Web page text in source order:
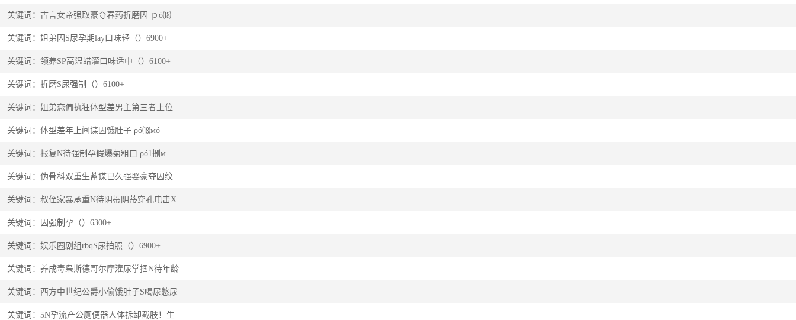
关键词：5N孕流产公厕便器人体拆卸截肢！生
关键词：西方中世纪公爵小偷饿肚子S喝尿憋尿
关键词：养成毒枭斯德哥尔摩灌尿掌掴N待年龄
关键词：娱乐圈剧组rbqS尿拍照（）6900+
关键词：囚强制孕（）6300+
关键词：叔侄家暴承重N待阴蒂阴蒂穿孔电击X
关键词：伪骨科双重生蓄谋已久强娶豪夺囚纹
关键词：报复N待强制孕假爆菊粗口 ρó1捌м
关键词：体型差年上间谍囚饿肚子 ρó⒅мó
关键词：姐弟恋偏执狂体型差男主第三者上位
关键词：折磨S尿强制（）6100+
关键词：领养SP高温蜡灌口味适中（）6100+
关键词：姐弟囚S尿孕期lay口味轻（）6900+
关键词：古言女帝强取豪夺春药折磨囚 ｐó⒅